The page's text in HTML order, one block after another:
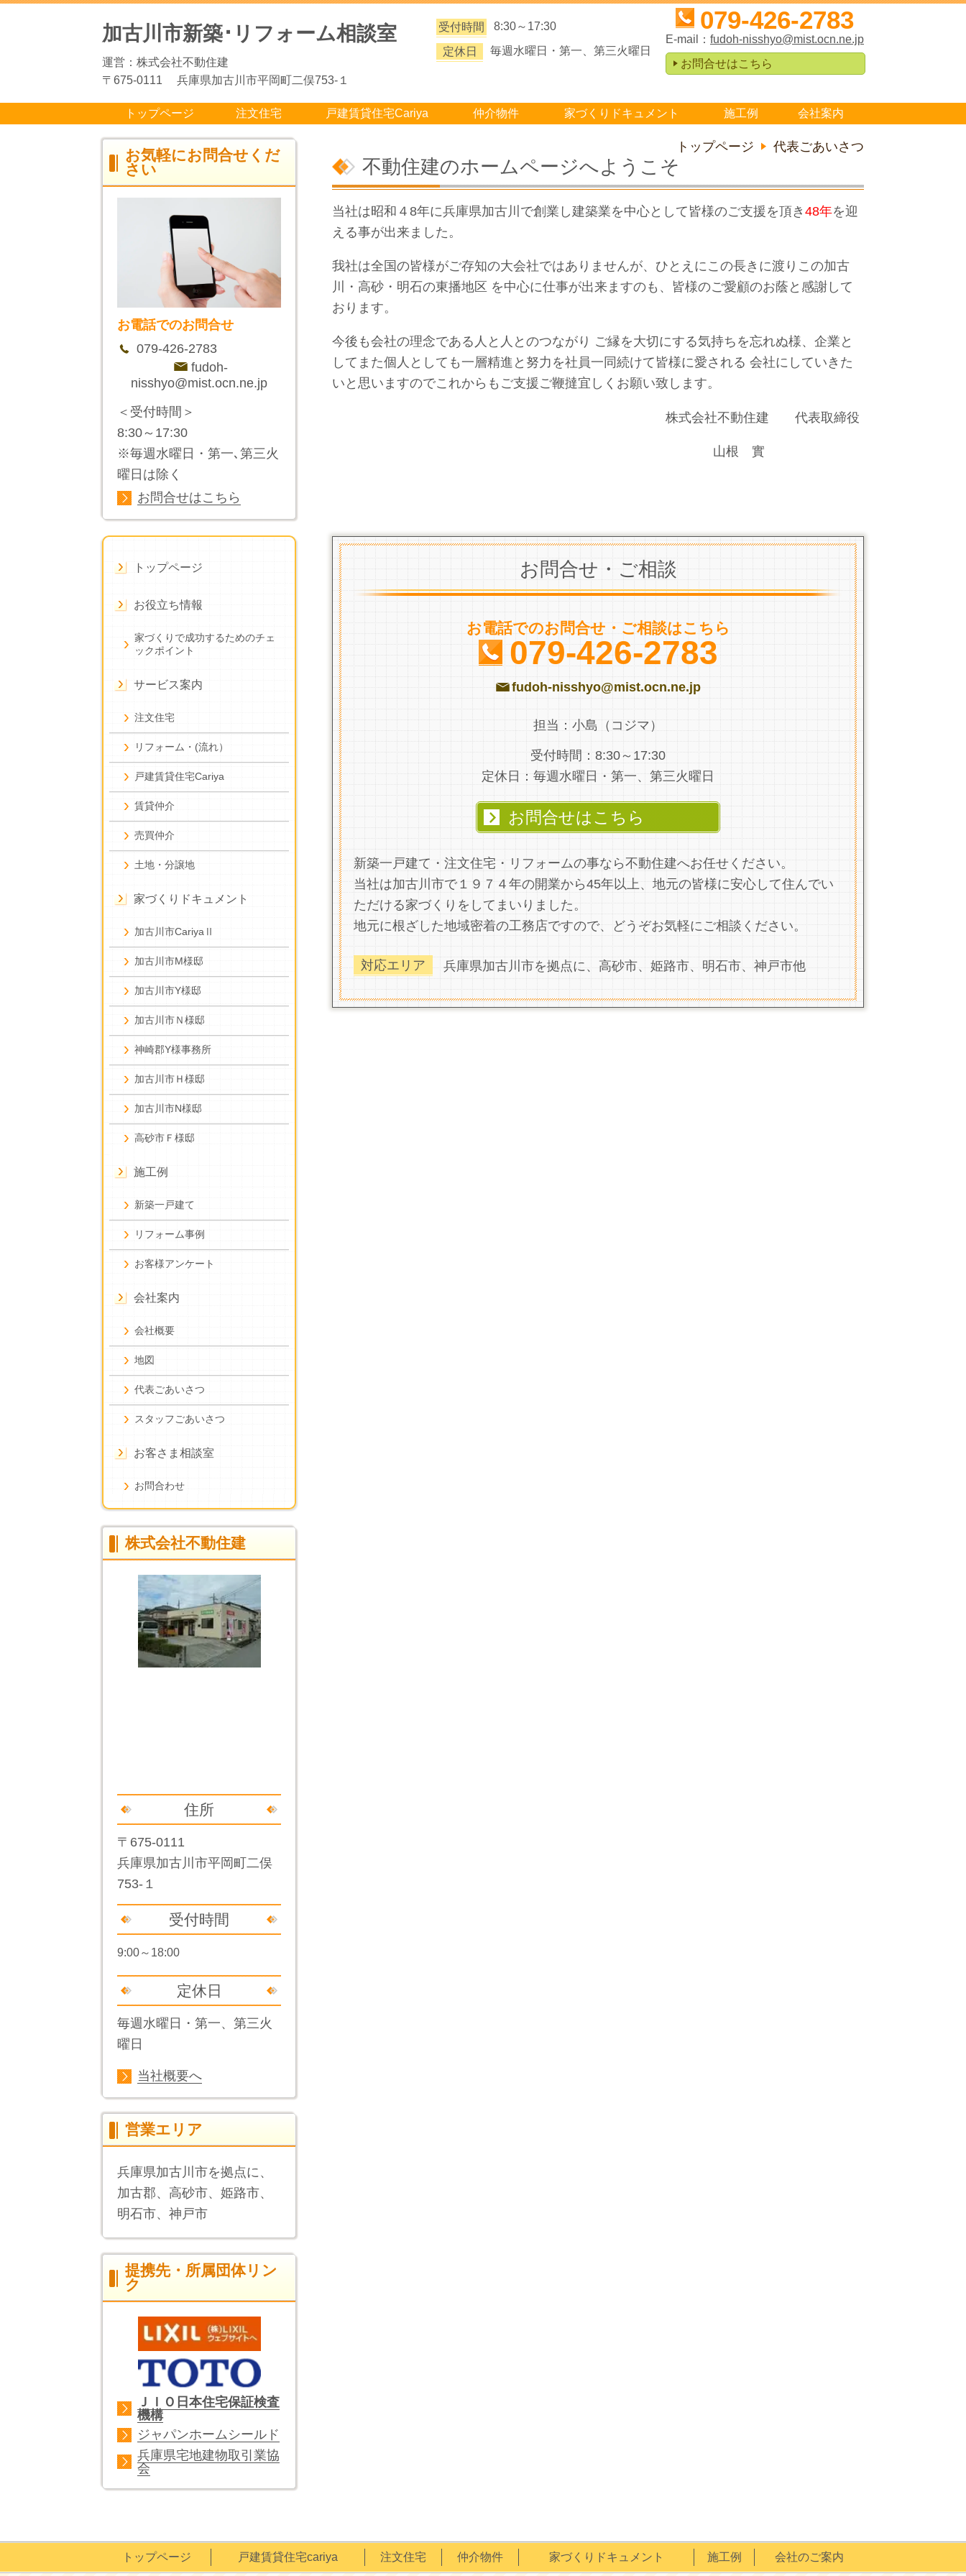
加古川市新築･リフォーム相談室
運営：株式会社不動住建
〒675-0111 兵庫県加古川市平岡町二俣753-１
受付時間 8:30～17:30
定休日 毎週水曜日・第一、第三火曜日
079-426-2783
E-mail： fudoh-nisshyo@mist.ocn.ne.jp
お問合せはこちら
トップページ 注文住宅 戸建賃貸住宅Cariya 仲介物件 家づくりドキュメント 施工例 会社案内
トップページ 代表ごあいさつ
不動住建のホームページへようこそ
当社は昭和４8年に兵庫県加古川で創業し建築業を中心として皆様のご支援を頂き48年を迎
える事が出来ました。
我社は全国の皆様がご存知の大会社ではありませんが、ひとえにこの長きに渡りこの加古
川・高砂・明石の東播地区 を中心に仕事が出来ますのも、皆様のご愛顧のお蔭と感謝して
おります。
今後も会社の理念である人と人とのつながり ご縁を大切にする気持ちを忘れぬ様、企業と
してまた個人としても一層精進と努力を社員一同続けて皆様に愛される 会社にしていきた
いと思いますのでこれからもご支援ご鞭撻宜しくお願い致します。
株式会社不動住建 代表取締役
山根 實
お問合せ・ご相談
お電話でのお問合せ・ご相談はこちら
079-426-2783
fudoh-nisshyo@mist.ocn.ne.jp
担当：小島（コジマ）
受付時間：8:30～17:30
定休日：毎週水曜日・第一、第三火曜日
お問合せはこちら
新築一戸建て・注文住宅・リフォームの事なら不動住建へお任せください。
当社は加古川市で１９７４年の開業から45年以上、地元の皆様に安心して住んでい
ただける家づくりをしてまいりました。
地元に根ざした地域密着の工務店ですので、どうぞお気軽にご相談ください。
対応エリア 兵庫県加古川市を拠点に、高砂市、姫路市、明石市、神戸市他
お気軽にお問合せくだ
さい
お電話でのお問合せ
079-426-2783
fudoh-
nisshyo@mist.ocn.ne.jp
＜受付時間＞
8:30～17:30
※毎週水曜日・第一､第三火
曜日は除く
お問合せはこちら
トップページ
お役立ち情報
家づくりで成功するためのチェ
ックポイント
サービス案内
注文住宅
リフォーム・(流れ）
戸建賃貸住宅Cariya
賃貸仲介
売買仲介
土地・分譲地
家づくりドキュメント
加古川市CariyaⅡ
加古川市M様邸
加古川市Y様邸
加古川市Ｎ様邸
神崎郡Y様事務所
加古川市Ｈ様邸
加古川市N様邸
高砂市Ｆ様邸
施工例
新築一戸建て
リフォーム事例
お客様アンケート
会社案内
会社概要
地図
代表ごあいさつ
スタッフごあいさつ
お客さま相談室
お問合わせ
株式会社不動住建
住所
〒675-0111
兵庫県加古川市平岡町二俣
753-１
受付時間
9:00～18:00
定休日
毎週水曜日・第一、第三火
曜日
当社概要へ
営業エリア
兵庫県加古川市を拠点に、
加古郡、高砂市、姫路市、
明石市、神戸市
提携先・所属団体リン
ク
ＪＩＯ日本住宅保証検査
機構
ジャパンホームシールド
兵庫県宅地建物取引業協
会
トップページ 戸建賃貸住宅cariya 注文住宅 仲介物件 家づくりドキュメント 施工例 会社のご案内